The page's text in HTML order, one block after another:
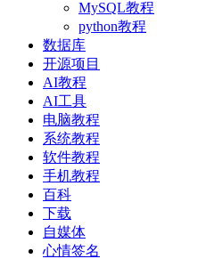
MySQL教程
python教程
数据库
开源项目
AI教程
AI工具
电脑教程
系统教程
软件教程
手机教程
百科
下载
自媒体
心情签名